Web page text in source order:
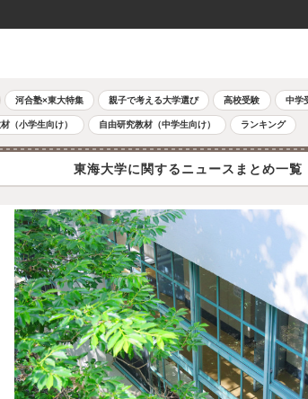
河合塾×東大特集 親子で考える大学選び 高校受験 中学
（小学生向け） 自由研究教材（中学生向け） ランキング
東海大学に関するニュースまとめ一覧